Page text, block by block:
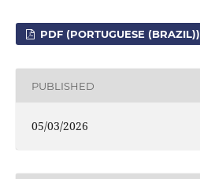
PDF (PORTUGUESE (BRAZIL))
PUBLISHED
05/03/2026